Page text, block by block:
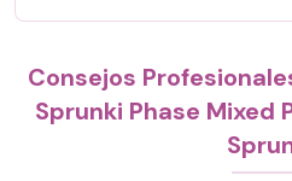
Consejos
Sprunki Phase Mixed